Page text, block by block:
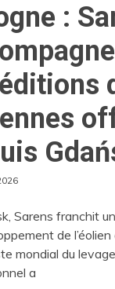
:
Sarens franchit
de
mondial du
a